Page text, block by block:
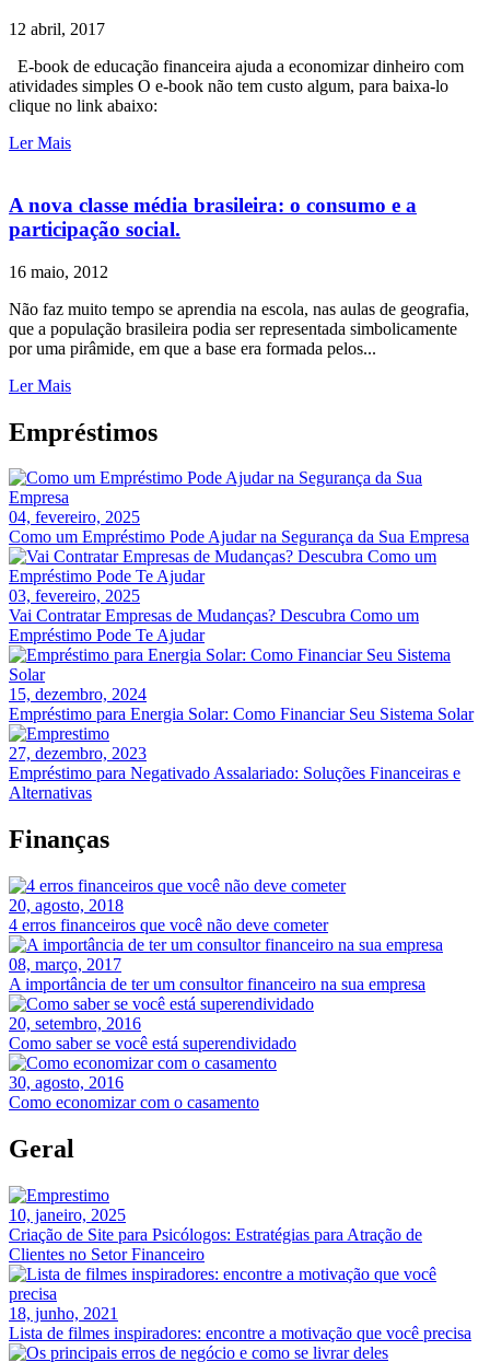
12 abril, 2017
E-book de educação financeira ajuda a economizar dinheiro com
atividades simples O e-book não tem custo algum, para baixa-lo
clique no link abaixo:
Ler Mais
A nova classe média brasileira: o consumo e a
participação social.
16 maio, 2012
Não faz muito tempo se aprendia na escola, nas aulas de geografia,
que a população brasileira podia ser representada simbolicamente
por uma pirâmide, em que a base era formada pelos...
Ler Mais
Empréstimos
04, fevereiro, 2025
Como um Empréstimo Pode Ajudar na Segurança da Sua Empresa
03, fevereiro, 2025
Vai Contratar Empresas de Mudanças? Descubra Como um
Empréstimo Pode Te Ajudar
15, dezembro, 2024
Empréstimo para Energia Solar: Como Financiar Seu Sistema Solar
27, dezembro, 2023
Empréstimo para Negativado Assalariado: Soluções Financeiras e
Alternativas
Finanças
20, agosto, 2018
4 erros financeiros que você não deve cometer
08, março, 2017
A importância de ter um consultor financeiro na sua empresa
20, setembro, 2016
Como saber se você está superendividado
30, agosto, 2016
Como economizar com o casamento
Geral
10, janeiro, 2025
Criação de Site para Psicólogos: Estratégias para Atração de
Clientes no Setor Financeiro
18, junho, 2021
Lista de filmes inspiradores: encontre a motivação que você precisa